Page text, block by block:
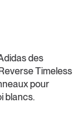
des
Timeless
pour
blancs.